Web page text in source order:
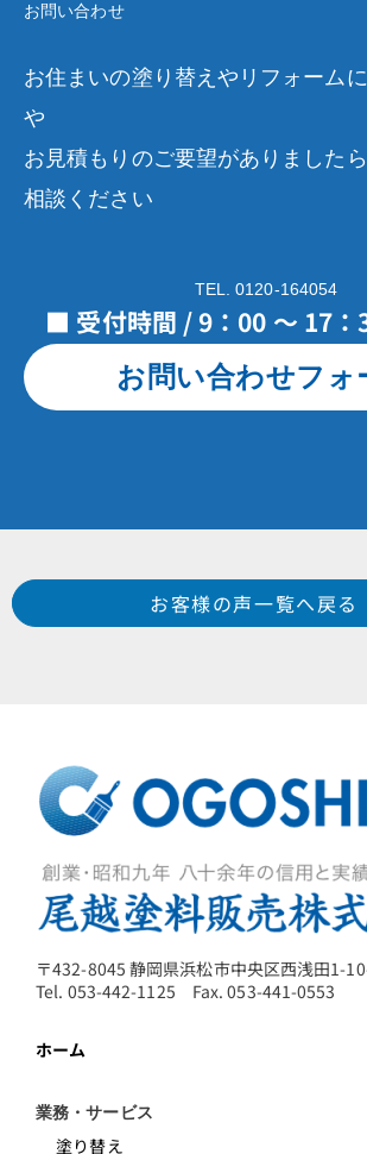
お問い合わせ
お住まいの塗り替えやリフォーム
や
お見積もりのご要望がありました
相談ください
TEL. 0120-164054
■ 受付時間 / 9：00 ～ 17：
お問い合わせフォ
Prev
浜松市 北区 引佐町井伊谷 F 様
浜松市
お客様の声一覧へ戻る
〒432-8045 静岡県浜松市中央区西浅田1-
Tel. 053-442-1125 Fax. 053-441-0553
ホーム
業務・サービス
塗り替え